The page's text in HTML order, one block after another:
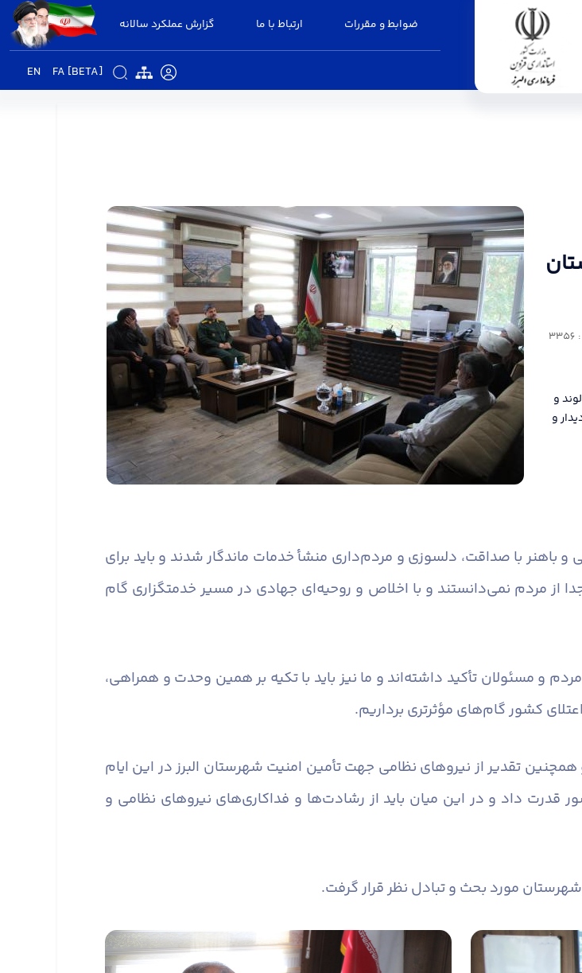
ضوابط و مقررات ارتباط با ما گزارش عملکرد سالانه
FA [BETA]
EN
و
و
و باهنر با صداقت، دلسوزی و مردم‌داری منشأ خدمات ماندگار شدند و باید برای
از مردم نمی‌دانستند و با اخلاص و روحیه‌ای جهادی در مسیر خدمتگزاری گام
و مسئولان تأکید داشته‌اند و ما نیز باید با تکیه بر همین وحدت و همراهی،
کشور گام‌های مؤثرتری برداریم.
پایان با گرامیداشت یاد شهدای جنگ تحمیلی ۱۲ روزه و همچنین تقدیر از نیروهای نظامی جهت تأمین امنیت شهرستان البرز در این ایام
قدرت داد و در این میان باید از رشادت‌ها و فداکاری‌های نیروهای نظامی و
مورد بحث و تبادل نظر قرار گرفت.